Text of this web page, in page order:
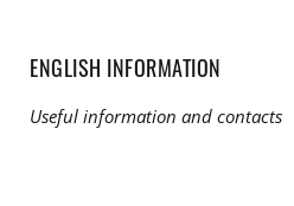
ENGLISH INFORMATION
Useful information and contacts